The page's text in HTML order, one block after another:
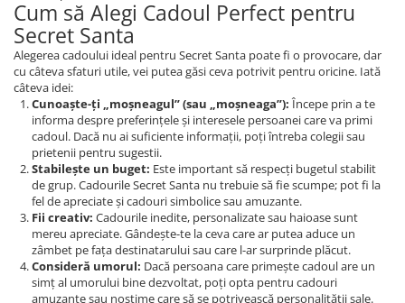
Cum să Alegi Cadoul Perfect pentru
Secret Santa
Alegerea cadoului ideal pentru Secret Santa poate fi o provocare, dar
cu câteva sfaturi utile, vei putea găsi ceva potrivit pentru oricine. Iată
câteva idei:
Cunoaște-ți „moșneagul” (sau „moșneaga”): Începe prin a te
informa despre preferințele și interesele persoanei care va primi
cadoul. Dacă nu ai suficiente informații, poți întreba colegii sau
prietenii pentru sugestii.
Stabilește un buget: Este important să respecți bugetul stabilit
de grup. Cadourile Secret Santa nu trebuie să fie scumpe; pot fi la
fel de apreciate și cadouri simbolice sau amuzante.
Fii creativ: Cadourile inedite, personalizate sau haioase sunt
mereu apreciate. Gândește-te la ceva care ar putea aduce un
zâmbet pe fața destinatarului sau care l-ar surprinde plăcut.
Consideră umorul: Dacă persoana care primește cadoul are un
simț al umorului bine dezvoltat, poți opta pentru cadouri
amuzante sau nostime care să se potrivească personalității sale.